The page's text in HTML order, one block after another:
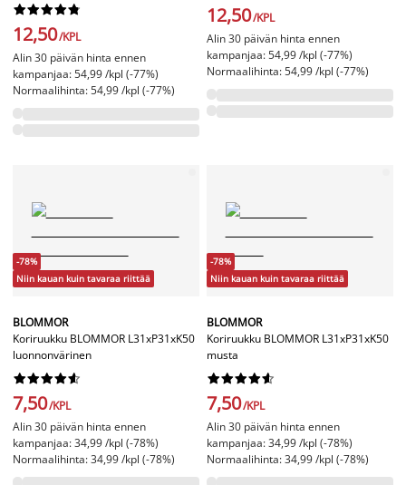






12,50/KPL
Alin 30 päivän hinta ennen
kampanjaa: 54,99 /kpl (-77%)
Normaalihinta: 54,99 /kpl (-77%)
12,50/KPL
Alin 30 päivän hinta ennen
kampanjaa: 54,99 /kpl (-77%)
Normaalihinta: 54,99 /kpl (-77%)
-78%
Niin kauan kuin tavaraa riittää
BLOMMOR
Koriruukku BLOMMOR L31xP31xK50
luonnonvärinen






7,50/KPL
Alin 30 päivän hinta ennen
kampanjaa: 34,99 /kpl (-78%)
Normaalihinta: 34,99 /kpl (-78%)
-78%
Niin kauan kuin tavaraa riittää
BLOMMOR
Koriruukku BLOMMOR L31xP31xK50
musta






7,50/KPL
Alin 30 päivän hinta ennen
kampanjaa: 34,99 /kpl (-78%)
Normaalihinta: 34,99 /kpl (-78%)